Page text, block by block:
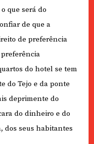
que será do
de que a
de preferência
preferência
do hotel se tem
do Tejo e da ponte
deprimente do
do dinheiro e do
dos seus habitantes